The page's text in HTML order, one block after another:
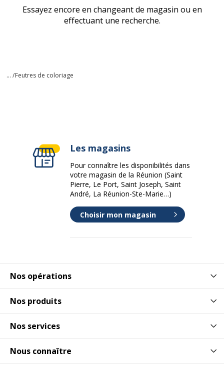
Essayez encore en changeant de magasin ou en
effectuant une recherche.
... /Feutres de coloriage
Nos opérations
Nos produits
Nos services
Nous connaître
Les magasins
Pour connaître les disponibilités dans
votre magasin de la Réunion (Saint
Pierre, Le Port, Saint Joseph, Saint
André, La Réunion-Ste-Marie…)
Choisir mon magasin